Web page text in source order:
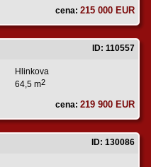
cena: 215 000 EUR
ID: 110557
Hlinkova
64,5 m2
cena: 219 900 EUR
ID: 130086